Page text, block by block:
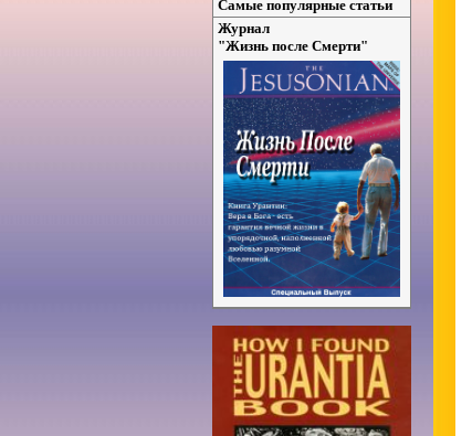
Самые популярные статьи
Журнал
"Жизнь после Смерти"